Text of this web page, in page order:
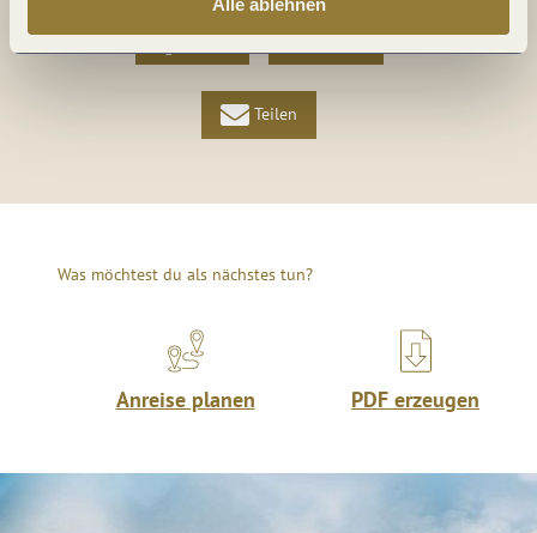
Teilen Teilen
Teilen
Was möchtest du als nächstes tun?
Anreise planen PDF erzeugen